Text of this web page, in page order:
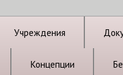
Учреждения
Концепции